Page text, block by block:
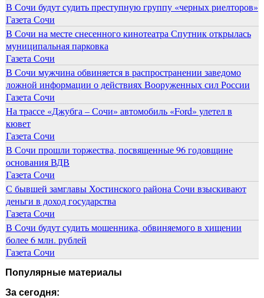
В Сочи будут судить преступную группу «черных риелторов»
Газета Сочи
В Сочи на месте снесенного кинотеатра Спутник открылась
муниципальная парковка
Газета Сочи
В Сочи мужчина обвиняется в распространении заведомо
ложной информации о действиях Вооруженных сил России
Газета Сочи
На трассе «Джубга – Сочи» автомобиль «Ford» улетел в
кювет
Газета Сочи
В Сочи прошли торжества, посвященные 96 годовщине
основания ВДВ
Газета Сочи
С бывшей замглавы Хостинского района Сочи взыскивают
деньги в доход государства
Газета Сочи
В Сочи будут судить мошенника, обвиняемого в хищении
более 6 млн. рублей
Газета Сочи
Популярные материалы
За сегодня: